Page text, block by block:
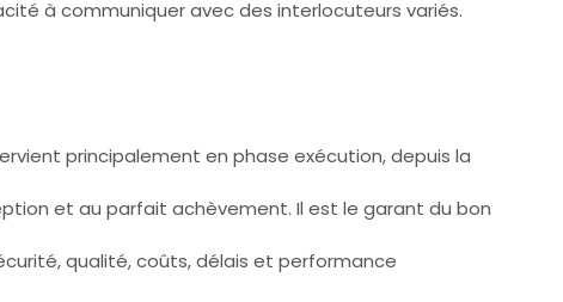
à communiquer avec des interlocuteurs variés.
principalement en phase exécution, depuis la
et au parfait achèvement. Il est le garant du bon
qualité, coûts, délais et performance